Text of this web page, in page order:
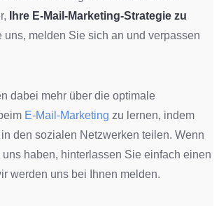
Ihre E-Mail-Marketing-Strategie zu
uns, melden Sie sich an und verpassen
dabei mehr über die optimale
E-Mail-Marketing zu lernen, indem
den sozialen Netzwerken teilen. Wenn
haben, hinterlassen Sie einfach einen
werden uns bei Ihnen melden.